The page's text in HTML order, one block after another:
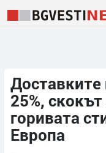
Доставките
25%,
горивата
Европа